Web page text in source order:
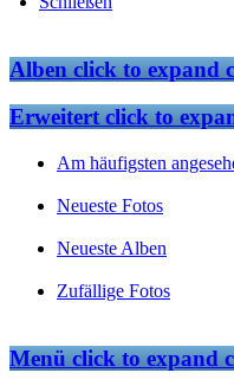
Albenclick to expand
Erweitertclick to
Am häufigsten
Neueste Fotos
Neueste Alben
Zufällige Fotos
Menüclick to expand